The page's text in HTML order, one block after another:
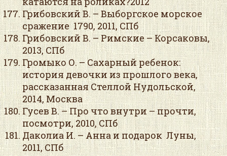
Грибовский В. – Выборгское морское
сражение 1790, 2011, СПб
Грибовский В. – Римские – Корсаковы,
2013, СПб
Громыко О. – Сахарный ребенок:
история девочки из прошлого века,
рассказанная Стеллой Нудольской,
2014, Москва
Гусев В. – Про что внутри – прочти,
посмотри, 2010, СПб
Даколиа И. – Анна и подарок Луны,
2011, СПб